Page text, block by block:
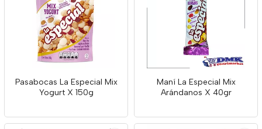
Pasabocas La Especial Mix
Yogurt X 150g
Maní La Especial Mix
Arándanos X 40gr